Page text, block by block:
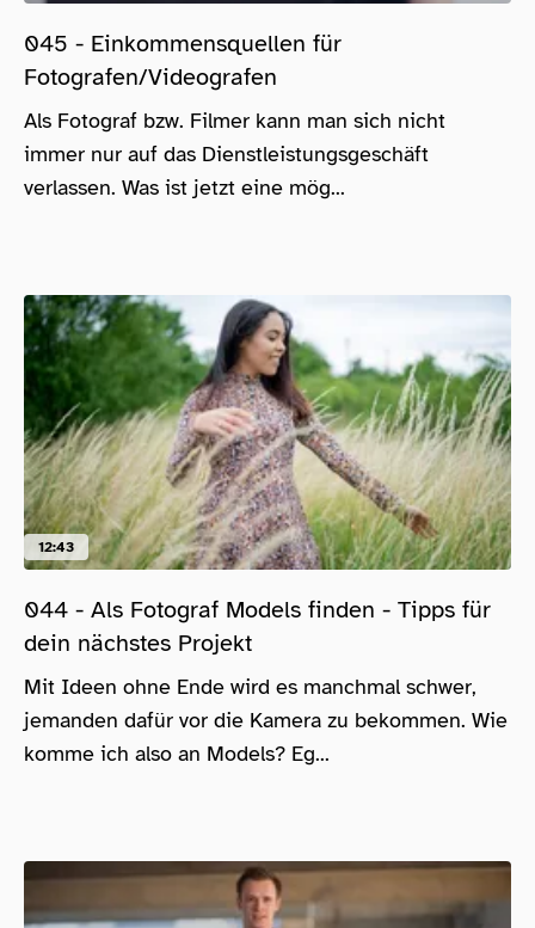
045 - Einkommensquellen für
Fotografen/Videografen
Als Fotograf bzw. Filmer kann man sich nicht
immer nur auf das Dienstleistungsgeschäft
verlassen. Was ist jetzt eine mög...
12:43
044 - Als Fotograf Models finden - Tipps für
dein nächstes Projekt
Mit Ideen ohne Ende wird es manchmal schwer,
jemanden dafür vor die Kamera zu bekommen. Wie
komme ich also an Models? Eg...